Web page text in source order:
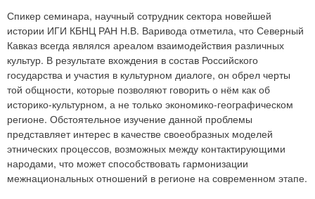
Спикер семинара, научный сотрудник сектора новейшей
истории ИГИ КБНЦ РАН Н.В. Варивода отметила, что Северный
Кавказ всегда являлся ареалом взаимодействия различных
культур. В результате вхождения в состав Российского
государства и участия в культурном диалоге, он обрел черты
той общности, которые позволяют говорить о нём как об
историко-культурном, а не только экономико-географическом
регионе. Обстоятельное изучение данной проблемы
представляет интерес в качестве своеобразных моделей
этнических процессов, возможных между контактирующими
народами, что может способствовать гармонизации
межнациональных отношений в регионе на современном этапе.